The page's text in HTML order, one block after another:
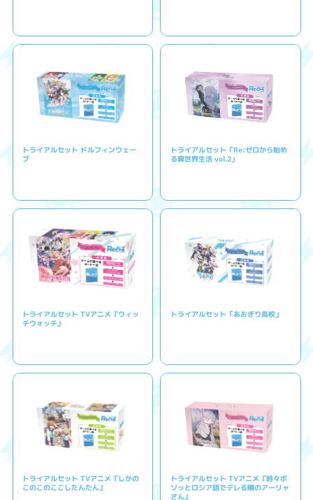
トライアルセット ドルフィンウェー
ブ
トライアルセット「Re:ゼロから始め
る異世界生活 vol.2」
トライアルセット TVアニメ『ウィッ
チウォッチ』
トライアルセット「あおぎり高校」
トライアルセット TVアニメ『しかの
このこのここしたんたん』
トライアルセット TVアニメ『時々ボ
ソッとロシア語でデレる隣のアーリャ
さん』